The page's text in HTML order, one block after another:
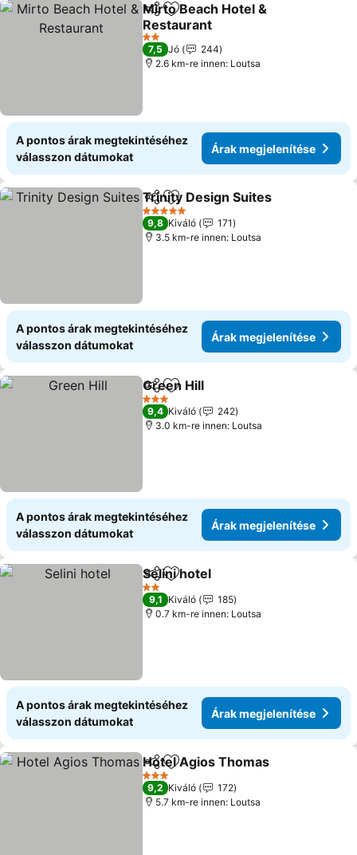
Megosztás
Hozzáadás a kedvencekhez
Mirto Beach Hotel &
Restaurant
Árak megjelenítése
2 Kategória
7,5 Jó
244
2.6 km-re innen: Loutsa
A pontos árak megtekintéséhez
válasszon dátumokat
Árak megjelenítése
Megosztás
Hozzáadás a kedvencekhez
Trinity Design Suites
5 Kategória
9,8 Kiváló
171
3.5 km-re innen: Loutsa
A pontos árak megtekintéséhez
válasszon dátumokat
Árak megjelenítése
Megosztás
Hozzáadás a kedvencekhez
Green Hill
3 Kategória
9,4 Kiváló
242
3.0 km-re innen: Loutsa
A pontos árak megtekintéséhez
válasszon dátumokat
Árak megjelenítése
Megosztás
Hozzáadás a kedvencekhez
Selini hotel
2 Kategória
9,1 Kiváló
185
0.7 km-re innen: Loutsa
A pontos árak megtekintéséhez
válasszon dátumokat
Árak megjelenítése
Megosztás
Hozzáadás a kedvencekhez
Hotel Agios Thomas
3 Kategória
9,2 Kiváló
172
5.7 km-re innen: Loutsa